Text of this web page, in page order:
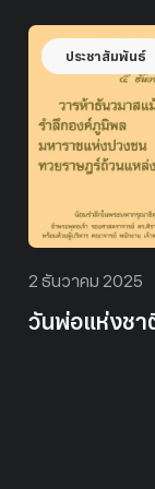
ประชาสัมพันธ์
2 ธันวาคม 2025
วันพ่อแห่งชา